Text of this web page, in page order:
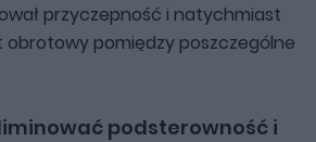
przyczepność i natychmiast
obrotowy pomiędzy poszczególne
podsterowność i